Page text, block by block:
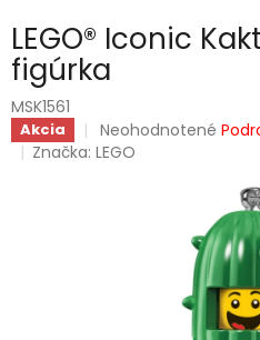
LEGO® Iconic
figúrka
MSK1561
Akcia
Priemerné
hodnotenie
Neohodnotené
Značka:LEGO